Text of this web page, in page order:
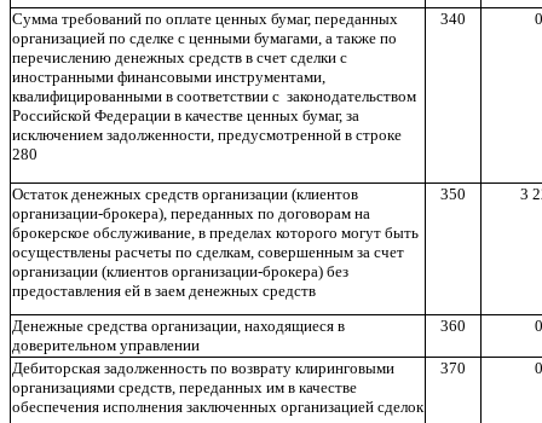
Сумма требований по оплате ценных бумаг, переданных
организацией по сделке с ценными бумагами, а также по
перечислению денежных средств в счет сделки с
иностранными финансовыми инструментами,
квалифицированными в соответствии с законодательством
Российской Федерации в качестве ценных бумаг, за
исключением задолженности, предусмотренной в строке
280
340
Остаток денежных средств организации (клиентов
организации-брокера), переданных по договорам на
брокерское обслуживание, в пределах которого могут быть
осуществлены расчеты по сделкам, совершенным за счет
организации (клиентов организации-брокера) без
предоставления ей в заем денежных средств
350 3
Денежные средства организации, находящиеся в
доверительном управлении
360
Дебиторская задолженность по возврату клиринговыми
организациями средств, переданных им в качестве
обеспечения исполнения заключенных организацией сделок
370